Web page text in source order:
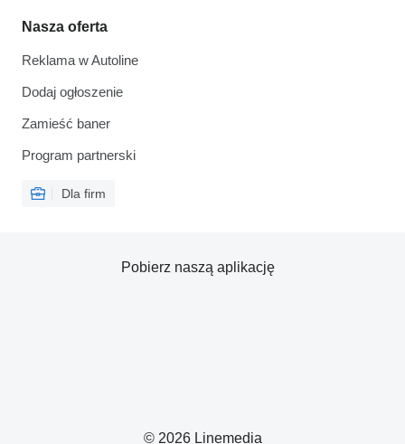
Nasza oferta
Reklama w Autoline
Dodaj ogłoszenie
Zamieść baner
Program partnerski
Dla firm
© 2026 Linemedia
Pobierz naszą aplikację